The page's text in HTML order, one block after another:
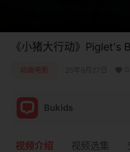
《小猪大行动》
动画电影 25年9月27日
Bukids
视频介绍 视频选集